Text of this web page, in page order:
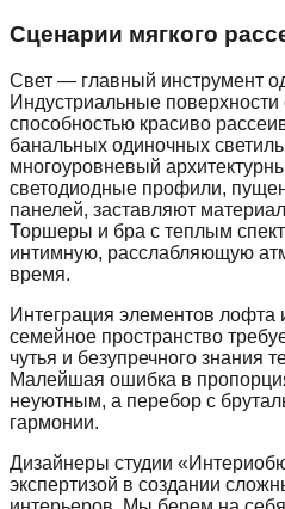
Сценарии мягкого
Свет — главный инструмент
Индустриальные
способностью красиво
банальных одиночных
многоуровневый
светодиодные профили,
панелей, заставляют
Торшеры и бра с теплым
интимную, расслабляющую
время.
Интеграция элементов лофта
семейное пространство
чутья и безупречного знания
Малейшая ошибка в
неуютным, а перебор с
гармонии.
Дизайнеры студии
экспертизой в создании